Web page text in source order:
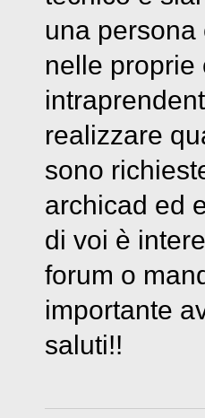
una
nelle
realizzare
sono
archicad ed
di voi è
forum o
importante
saluti!!